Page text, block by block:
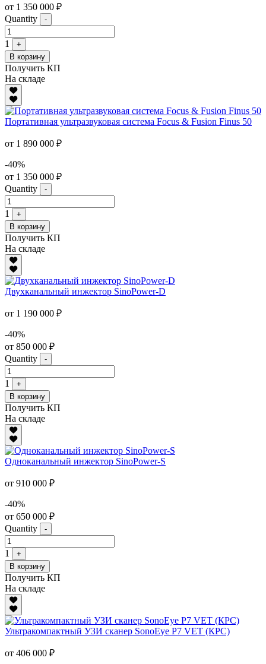
от 1 350 000 ₽
Quantity
-
1
+
В корзину
Получить КП
На складе
Портативная ультразвуковая система Focus & Fusion Finus 50
от 1 890 000 ₽
-40%
от 1 350 000 ₽
Quantity
-
1
+
В корзину
Получить КП
На складе
Двухканальный инжектор SinoPower-D
от 1 190 000 ₽
-40%
от 850 000 ₽
Quantity
-
1
+
В корзину
Получить КП
На складе
Одноканальный инжектор SinoPower-S
от 910 000 ₽
-40%
от 650 000 ₽
Quantity
-
1
+
В корзину
Получить КП
На складе
Ультракомпактный УЗИ сканер SonoEye P7 VET (КРС)
от 406 000 ₽